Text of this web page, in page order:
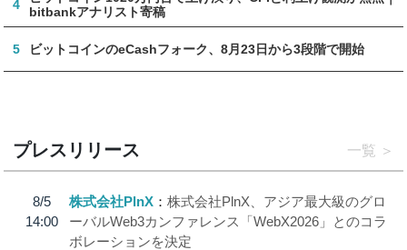
4
bitbankアナリスト寄稿
5 ビットコインのeCashフォーク、8月23日から3段階で開始
プレスリリース 一覧
8/5
14:00
株式会社PlnX
株式会社PlnX、アジア最大級のグロ
ーバルWeb3カンファレンス「WebX2026」とのコラ
ボレーションを決定